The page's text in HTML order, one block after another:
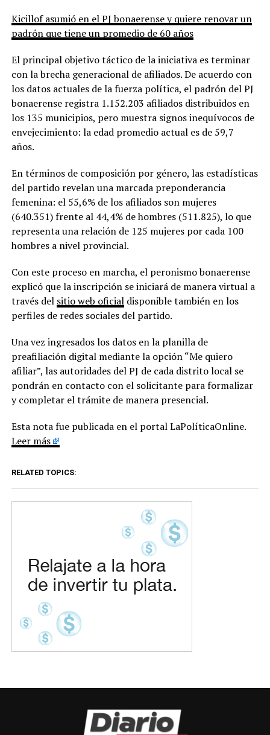
Kicillof asumió en el PJ bonaerense y quiere renovar un
padrón que tiene un promedio de 60 años
El principal objetivo táctico de la iniciativa es terminar
con la brecha generacional de afiliados. De acuerdo con
los datos actuales de la fuerza política, el padrón del PJ
bonaerense registra 1.152.203 afiliados distribuidos en
los 135 municipios, pero muestra signos inequívocos de
envejecimiento: la edad promedio actual es de 59,7
años.
En términos de composición por género, las estadísticas
del partido revelan una marcada preponderancia
femenina: el 55,6% de los afiliados son mujeres
(640.351) frente al 44,4% de hombres (511.825), lo que
representa una relación de 125 mujeres por cada 100
hombres a nivel provincial.
Con este proceso en marcha, el peronismo bonaerense
explicó que la inscripción se iniciará de manera virtual a
través del sitio web oficialdisponible también en los
perfiles de redes sociales del partido.
Una vez ingresados los datos en la planilla de
preafiliación digital mediante la opción “Me quiero
afiliar”, las autoridades del PJ de cada distrito local se
pondrán en contacto con el solicitante para formalizar
y completar el trámite de manera presencial.
Esta nota fue publicada en el portal LaPolíticaOnline.
Leer más
RELATED TOPICS: